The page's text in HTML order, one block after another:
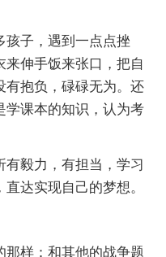
子，遇到一点点挫
伸手饭来张口，把自
有抱负，碌碌无为。还
学课本的知识，认为考
毅力，有担当，学习
达实现自己的梦想。
样：和其他的战争题